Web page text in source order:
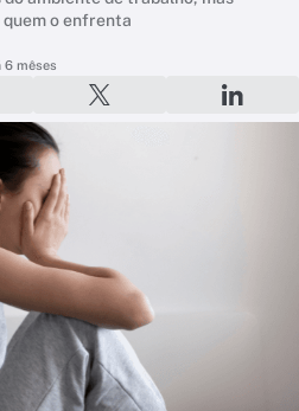
o enfrenta
6 mêses